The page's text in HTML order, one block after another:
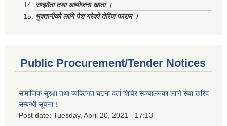
सम्झौता तथा आयोजना खाता ।
भुक्तानीको लागि पेश गरेको तेरिज फाराम ।
Public Procurement/Tender Notices
सामाजिक सुरक्षा तथा व्यक्तिगत घटना दर्ता शिविर सञ्चालनका लागि सेवा खरिद
सम्बन्धी सूचना !
Post date: Tuesday, April 20, 2021 - 17:13